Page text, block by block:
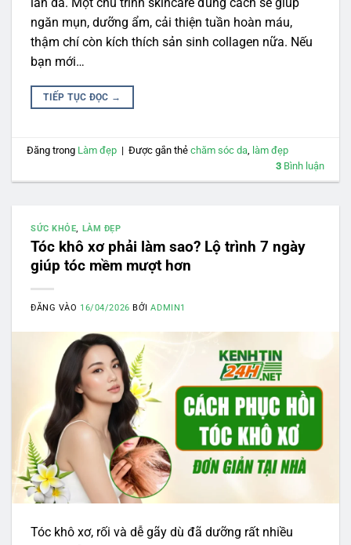
ngăn mụn, dưỡng ẩm, cải thiện tuần hoàn máu,
thậm chí còn kích thích sản sinh collagen nữa. Nếu
bạn mới…
TIẾP TỤC ĐỌC →
Đăng trong Làm đẹp | Được gắn thẻchăm sóc da, làm đẹp
3Bình luận
SỨC KHỎE, LÀM ĐẸP
Tóc khô xơ phải làm sao? Lộ trình 7 ngày
giúp tóc mềm mượt hơn
ĐĂNG VÀO 16/04/2026 BỞIADMIN1
Tóc khô xơ, rối và dễ gãy dù đã dưỡng rất nhiều